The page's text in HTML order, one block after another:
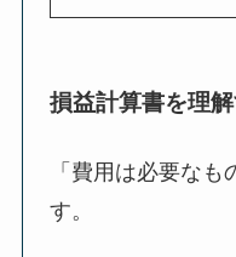
損益計算書を理
「費用は必要な
す。